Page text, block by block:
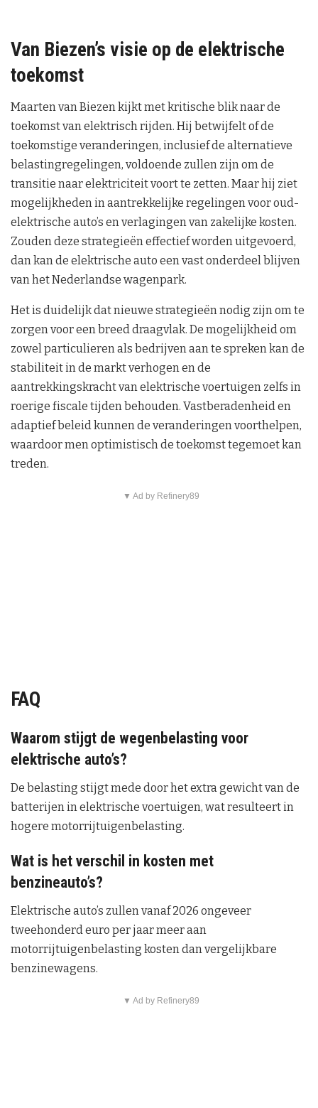
Van Biezen’s visie op de elektrische
toekomst
Maarten van Biezen kijkt met kritische blik naar de
toekomst van elektrisch rijden. Hij betwijfelt of de
toekomstige veranderingen, inclusief de alternatieve
belastingregelingen, voldoende zullen zijn om de
transitie naar elektriciteit voort te zetten. Maar hij ziet
mogelijkheden in aantrekkelijke regelingen voor oud-
elektrische auto’s en verlagingen van zakelijke kosten.
Zouden deze strategieën effectief worden uitgevoerd,
dan kan de elektrische auto een vast onderdeel blijven
van het Nederlandse wagenpark.
Het is duidelijk dat nieuwe strategieën nodig zijn om te
zorgen voor een breed draagvlak. De mogelijkheid om
zowel particulieren als bedrijven aan te spreken kan de
stabiliteit in de markt verhogen en de
aantrekkingskracht van elektrische voertuigen zelfs in
roerige fiscale tijden behouden. Vastberadenheid en
adaptief beleid kunnen de veranderingen voorthelpen,
waardoor men optimistisch de toekomst tegemoet kan
treden.
▼ Ad by Refinery89
FAQ
Waarom stijgt de wegenbelasting voor
elektrische auto’s?
De belasting stijgt mede door het extra gewicht van de
batterijen in elektrische voertuigen, wat resulteert in
hogere motorrijtuigenbelasting.
Wat is het verschil in kosten met
benzineauto’s?
Elektrische auto’s zullen vanaf 2026 ongeveer
tweehonderd euro per jaar meer aan
motorrijtuigenbelasting kosten dan vergelijkbare
benzinewagens.
▼ Ad by Refinery89